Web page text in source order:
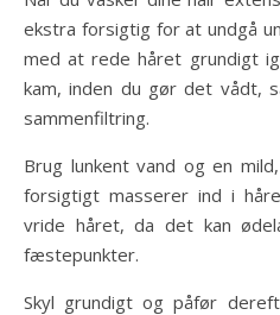
ekstra forsigtig for at undgå
med at rede håret grundigt
kam, inden du gør det vådt,
sammenfiltring.
Brug lunkent vand og en
forsigtigt masserer ind i
vride håret, da det kan
fæstepunkter.
Skyl grundigt og påfør